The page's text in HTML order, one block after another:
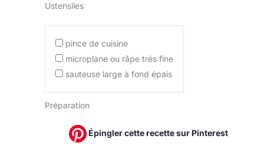
Ustensiles
pince de cuisine
microplane ou râpe très fine
sauteuse large à fond épais
Préparation
Épingler cette recette sur Pinterest